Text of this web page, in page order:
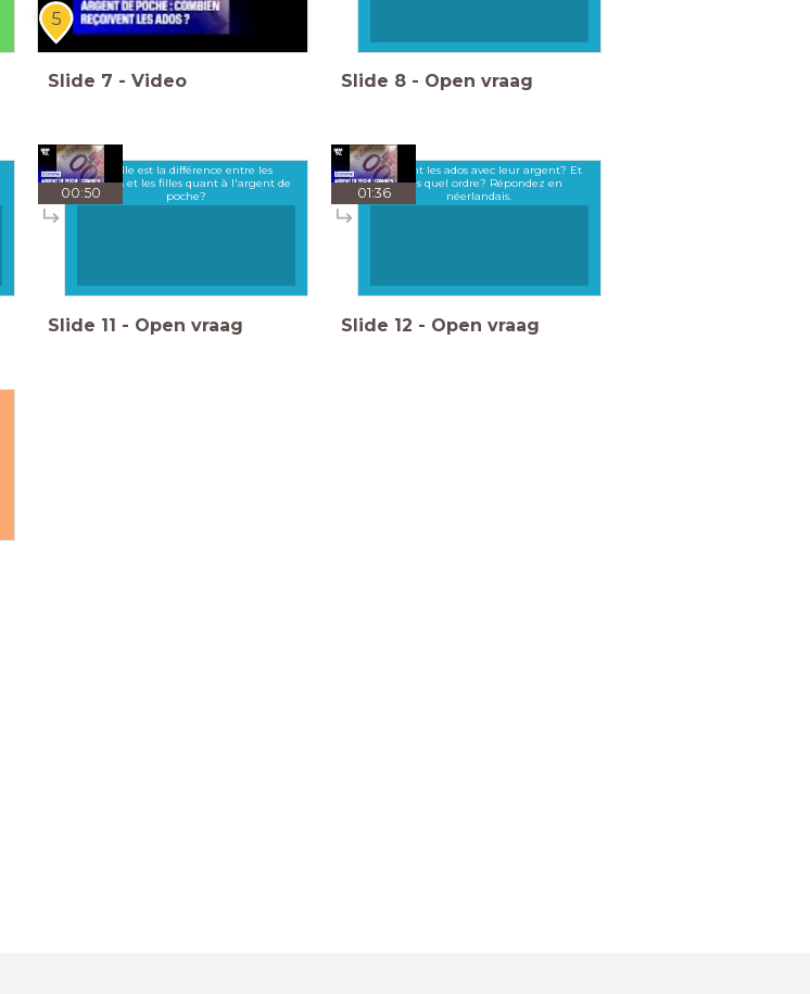
5
Slide 7 - Video Slide 8 - Open vraag
00:50
Quelle est la différence entre les
garçons et les filles quant à l'argent de
poche?
Slide 11 - Open vraag
01:36
Que font les ados avec leur argent? Et
dans quel ordre? Répondez en
néerlandais.
Slide 12 - Open vraag